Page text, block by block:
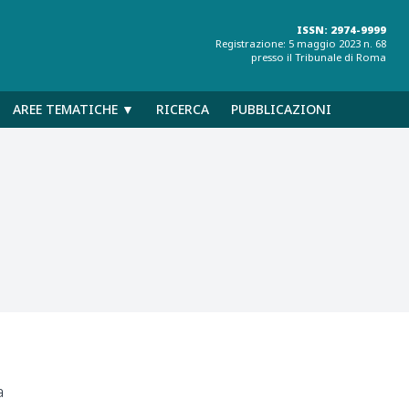
ISSN: 2974-9999
Registrazione: 5 maggio 2023 n. 68
presso il Tribunale di Roma
AREE TEMATICHE ▼ RICERCA PUBBLICAZIONI